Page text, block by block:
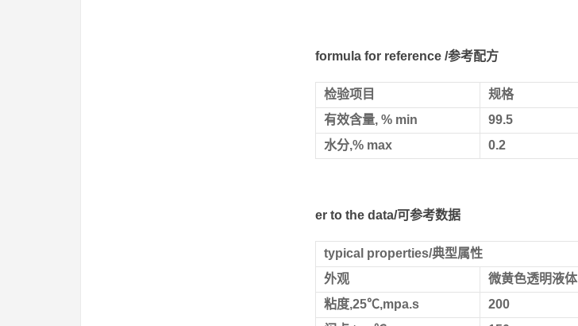
formula for reference /参考配方
检验项目
规格
有效含量, % min
99.5
水分,% max
0.2
er to the data/可参考数据
typical properties/典型属性
外观
微黄色透明液体
粘度,25℃,mpa.s
200